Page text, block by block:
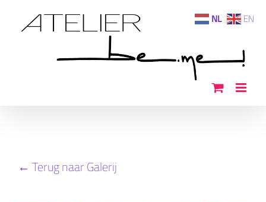
naar
← Terug naar Galerij
NL EN